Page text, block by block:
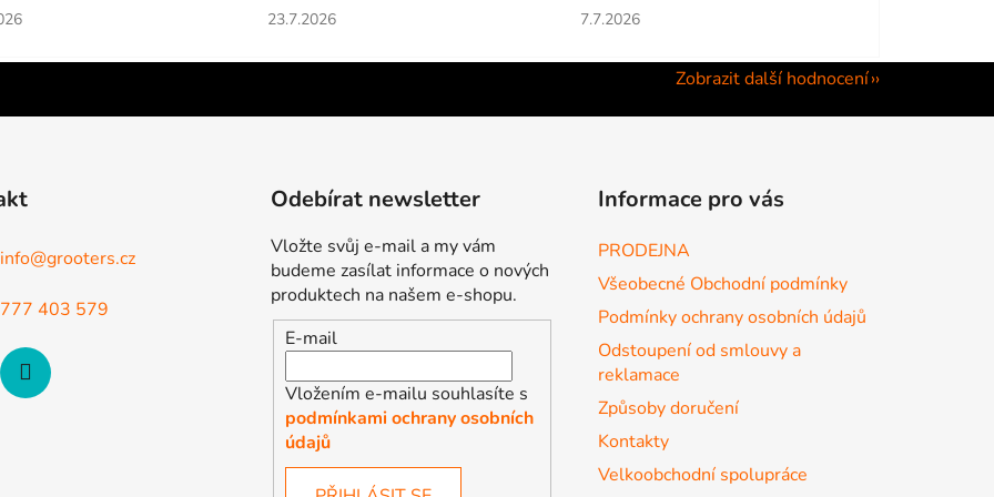
obchodu je 5 z 5 hvězdiček. Hodnocení obchodu je 5 z 5 hvězdiček.
23.7.2026 Hodnocení obchodu je 5 z 5 hvězdiček.
7.7.2026
Zobrazit další hodnocení
info@grooters.cz
777 403 579
Odebírat newsletter
Vložte svůj e-mail a my vám
budeme zasílat informace o nových
produktech na našem e-shopu.
E-mail
Vložením e-mailu souhlasíte s
podmínkami ochrany osobních
údajů
Informace pro vás
PRODEJNA
Všeobecné Obchodní podmínky
Podmínky ochrany osobních údajů
Odstoupení od smlouvy a
reklamace
Způsoby doručení
Kontakty
Velkoobchodní spolupráce